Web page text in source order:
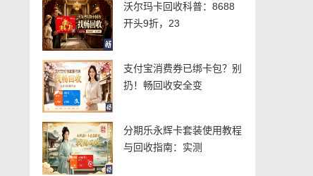
沃尔玛卡回收科普：8688
开头9折，23
支付宝消费券已绑卡包？别
扔！畅回收安全变
分期乐永辉卡套装使用教程
与回收指南：实测